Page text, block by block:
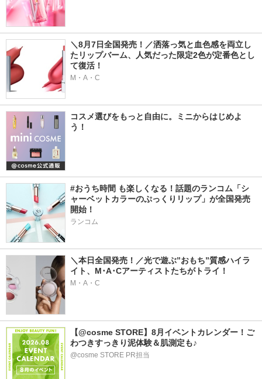
＼8月7日全国発売！／洒落っ気と血色感を両立し
たリップバーム、人気だった限定2色が定番色とし
て復活！
M・A・C
コスメ選びをもっと自由に。ミニからはじめよ
う！
#おうち時間 も楽しくなる！話題のランコム「シ
ャーベットカラーのぷっくりリップ」が全国発売
開始！
ランコム
＼本日全国発売！／光で遊ぶ”おもち”質感ハイラ
イト、M･A･Cアーティストたちがトライ！
M・A・C
【@cosme STORE】8月イベントカレンダー！ご
わつきすっきり泥体験＆肌測定も♪
@cosme STORE PR担当